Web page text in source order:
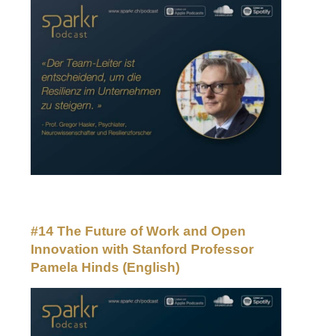
#14 The Future of Work and Open
Innovation with Stanford Professor
Pamela Hinds (English)